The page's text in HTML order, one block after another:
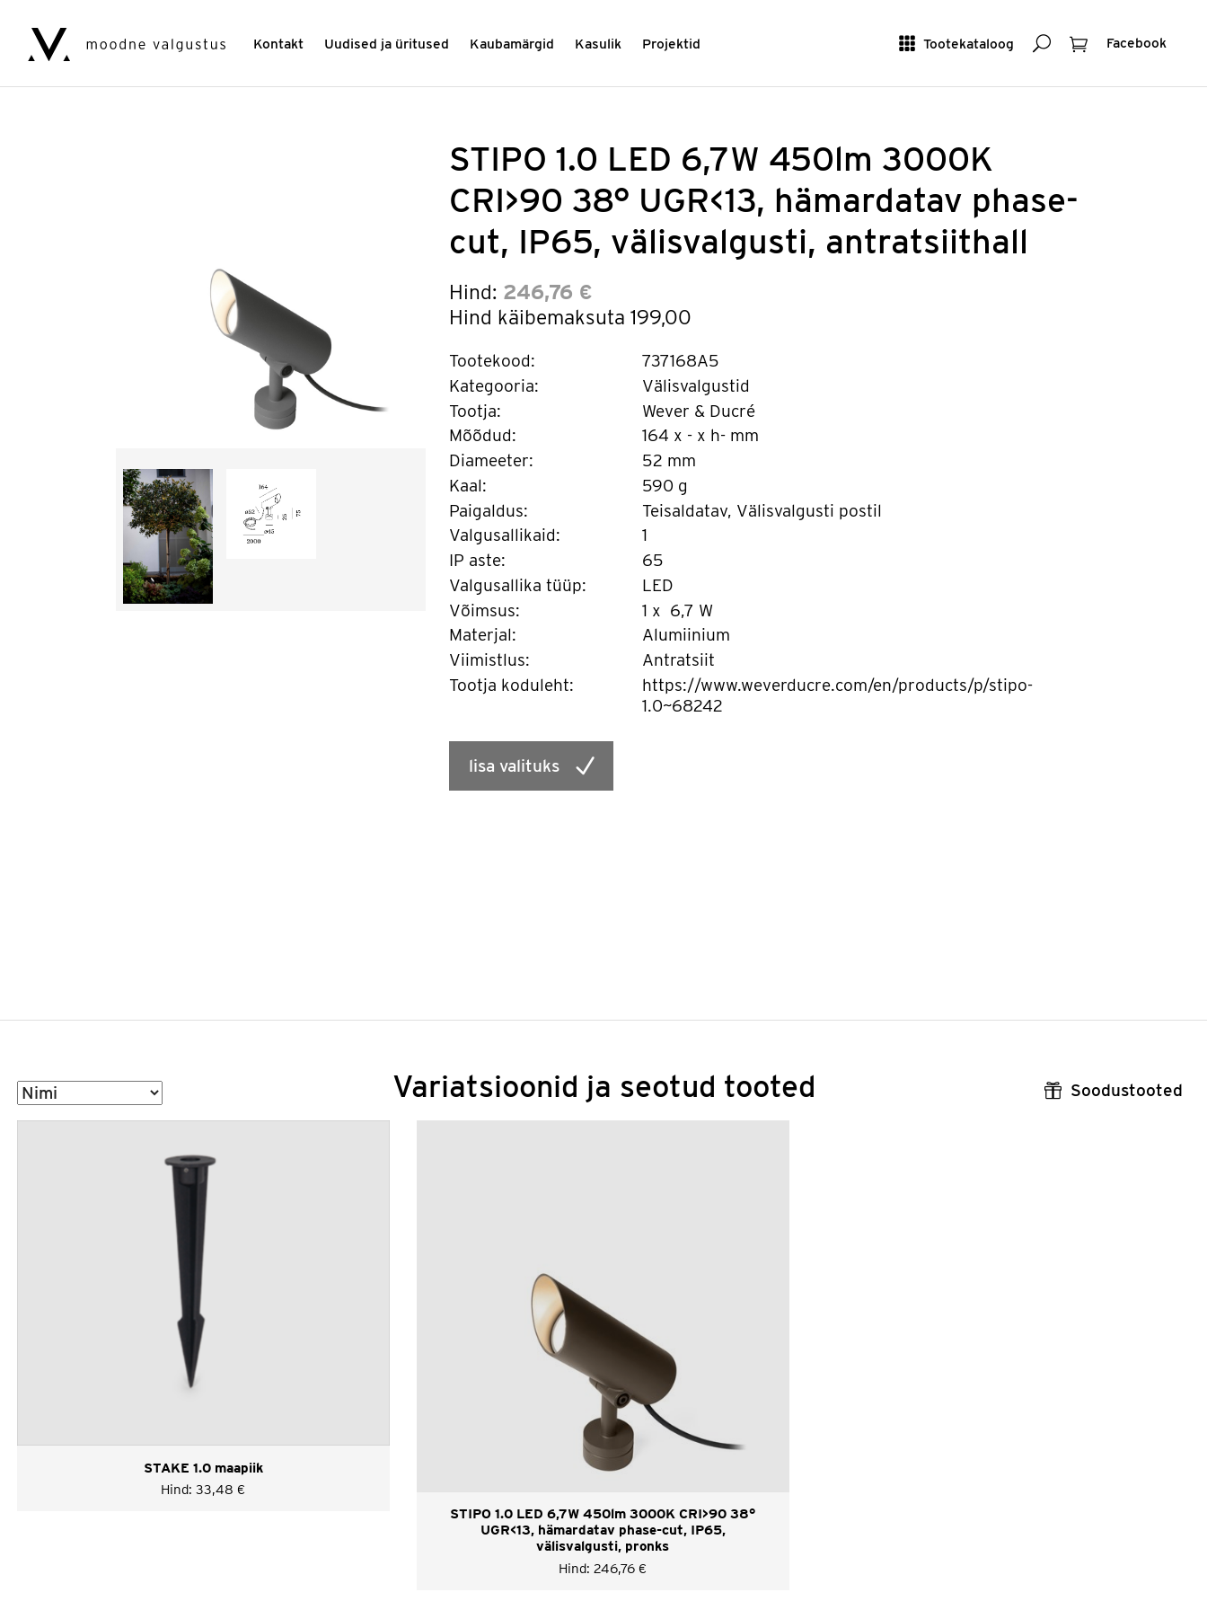
Tootekataloog OtsingOstukorv
Facebook
Kontakt Uudised ja üritused Kaubamärgid Kasulik Projektid
STIPO 1.0 LED 6,7W 450lm 3000K
CRI>90 38° UGR<13, hämardatav phase-
cut, IP65, välisvalgusti, antratsiithall
Hind:246,76 €
Hind käibemaksuta 199,00
Tootekood:
737168A5
Kategooria:
Välisvalgustid
Tootja:
Wever & Ducré
Mõõdud:
164 x - x h- mm
Diameeter:
52 mm
Kaal:
590 g
Paigaldus:
Teisaldatav, Välisvalgusti postil
Valgusallikaid:
1
IP aste:
65
Valgusallika tüüp:
LED
Võimsus:
1 x 6,7 W
Materjal:
Alumiinium
Viimistlus:
Antratsiit
Tootja koduleht:
https://www.weverducre.com/en/products/p/stipo-
1.0~68242
lisa valituks
Sorteeri Variatsioonid ja seotud tooted Soodustooted
STAKE 1.0 maapiik
Hind:33,48 €
STIPO 1.0 LED 6,7W 450lm 3000K CRI>90 38°
UGR<13, hämardatav phase-cut, IP65,
välisvalgusti, pronks
Hind:246,76 €